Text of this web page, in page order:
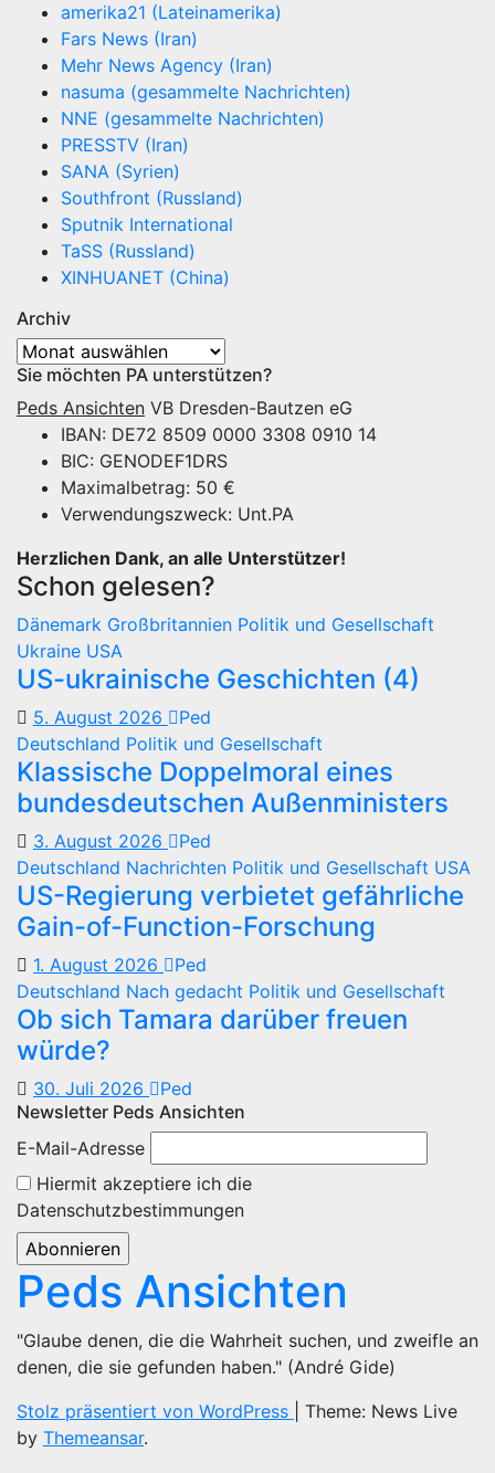
amerika21 (Lateinamerika)
Fars News (Iran)
Mehr News Agency (Iran)
nasuma (gesammelte Nachrichten)
NNE (gesammelte Nachrichten)
PRESSTV (Iran)
SANA (Syrien)
Southfront (Russland)
Sputnik International
TaSS (Russland)
XINHUANET (China)
Archiv
Archiv
Sie möchten PA unterstützen?
Peds Ansichten VB Dresden-Bautzen eG
IBAN: DE72 8509 0000 3308 0910 14
BIC: GENODEF1DRS
Maximalbetrag: 50 €
Verwendungszweck: Unt.PA
Herzlichen Dank, an alle Unterstützer!
Schon gelesen?
Dänemark Großbritannien Politik und Gesellschaft
Ukraine USA
US-ukrainische Geschichten (4)
5. August 2026
Ped
Deutschland Politik und Gesellschaft
Klassische Doppelmoral eines
bundesdeutschen Außenministers
3. August 2026
Ped
Deutschland Nachrichten Politik und Gesellschaft USA
US-Regierung verbietet gefährliche
Gain-of-Function-Forschung
1. August 2026
Ped
Deutschland Nach gedacht Politik und Gesellschaft
Ob sich Tamara darüber freuen
würde?
30. Juli 2026
Ped
Newsletter Peds Ansichten
E-Mail-Adresse
Hiermit akzeptiere ich die
Datenschutzbestimmungen
Peds Ansichten
"Glaube denen, die die Wahrheit suchen, und zweifle an
denen, die sie gefunden haben." (André Gide)
Stolz präsentiert von WordPress
Theme: News Live
by Themeansar.